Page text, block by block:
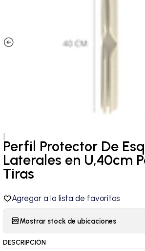
Perfil Protector De
Laterales en U,40cm
Tiras
Agregar a la lista de favoritos
Mostrar stock de ubicaciones
DESCRIPCIÓN